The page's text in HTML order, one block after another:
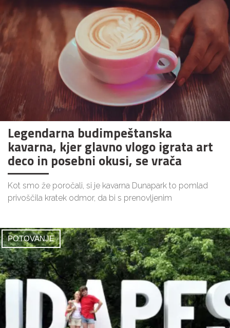
Legendarna budimpeštanska
kavarna, kjer glavno vlogo igrata art
deco in posebni okusi, se vrača
Kot smo že poročali, si je kavarna Dunapark to pomlad
privoščila kratek odmor, da bi s prenovljenim
POTOVANJE